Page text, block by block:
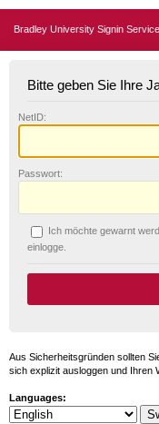
Bradley University Signin Service
Bitte geben Sie Ihre
NetID:
Passwort:
Ich möchte gewarnt
einlogge.
Aus Sicherheitsgründen sollten
sich explizit ausloggen und Ihren
Languages: